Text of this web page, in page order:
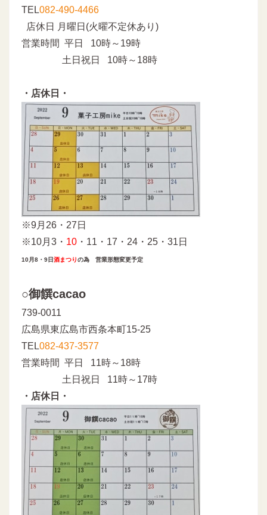
TEL082-490-4466
店休日 月曜日(火曜不定休あり)
営業時間 平日 10時～19時
土日祝日 10時～18時
・店休日・
※9月26・27日
※10月3・ 10 ・11・17・24・25・31日
10月8・9日酒まつりの為 営業形態変更予定
○御饌cacao
739-0011
広島県東広島市西条本町15-25
TEL082-437-3577
営業時間 平日 11時～18時
土日祝日 11時～17時
・店休日・